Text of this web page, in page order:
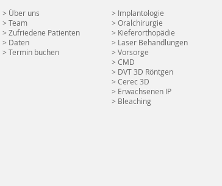
> Über uns
> Team
> Zufriedene Patienten
> Daten
> Termin buchen
> Implantologie
> Oralchirurgie
> Kieferorthopädie
> Laser Behandlungen
> Vorsorge
> CMD
> DVT 3D Röntgen
> Cerec 3D
> Erwachsenen IP
> Bleaching